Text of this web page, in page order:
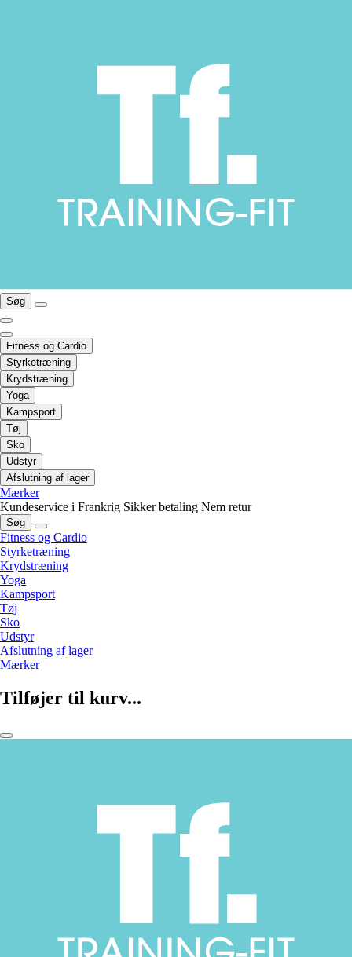
Søg
Fitness og Cardio
Styrketræning
Krydstræning
Yoga
Kampsport
Tøj
Sko
Udstyr
Afslutning af lager
Mærker
Kundeservice i Frankrig Sikker betaling Nem retur
Søg
Fitness og Cardio
Styrketræning
Krydstræning
Yoga
Kampsport
Tøj
Sko
Udstyr
Afslutning af lager
Mærker
Tilføjer til kurv...